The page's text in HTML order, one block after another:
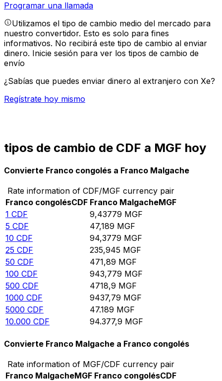
Programar una llamada
Utilizamos el tipo de cambio medio del mercado para
nuestro convertidor. Esto es solo para fines
informativos. No recibirá este tipo de cambio al enviar
dinero. Inicie sesión para ver los tipos de cambio de
envío
¿Sabías que puedes enviar dinero al extranjero con Xe?
Regístrate hoy mismo
tipos de cambio de CDF a MGF hoy
Convierte Franco congolés a Franco Malgache
Rate information of CDF/MGF currency pair
Franco congolésCDF Franco MalgacheMGF
1 CDF 9,43779 MGF
5 CDF 47,189 MGF
10 CDF 94,3779 MGF
25 CDF 235,945 MGF
50 CDF 471,89 MGF
100 CDF 943,779 MGF
500 CDF 4718,9 MGF
1000 CDF 9437,79 MGF
5000 CDF 47.189 MGF
10.000 CDF 94.377,9 MGF
Convierte Franco Malgache a Franco congolés
Rate information of MGF/CDF currency pair
Franco MalgacheMGF Franco congolésCDF